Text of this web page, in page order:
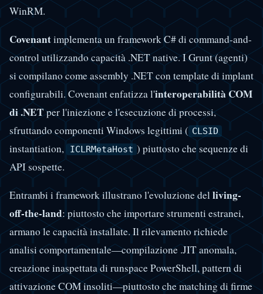
WinRM.
Covenantimplementa un framework C# di command-and-
control utilizzando capacità .NET native. I Grunt (agenti)
si compilano come assembly .NET con template di implant
configurabili. Covenant enfatizza l'interoperabilità COM
di .NETper l'iniezione e l'esecuzione di processi,
sfruttando componenti Windows legittimi ( CLSID
instantiation, ICLRMetaHost ) piuttosto che sequenze di
API sospette.
Entrambi i framework illustrano l'evoluzione delliving-
off-the-land: piuttosto che importare strumenti estranei,
armano le capacità installate. Il rilevamento richiede
analisi comportamentale—compilazione .JIT anomala,
creazione inaspettata di runspace PowerShell, pattern di
attivazione COM insoliti—piuttosto che matching di firme